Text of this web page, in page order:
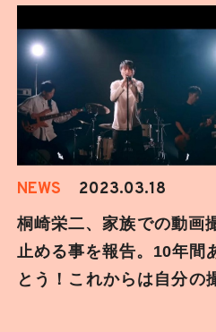
NEWS 2023.03.18
桐崎栄二、家族での動画
止める事を報告。10年間
とう！これからは自分の